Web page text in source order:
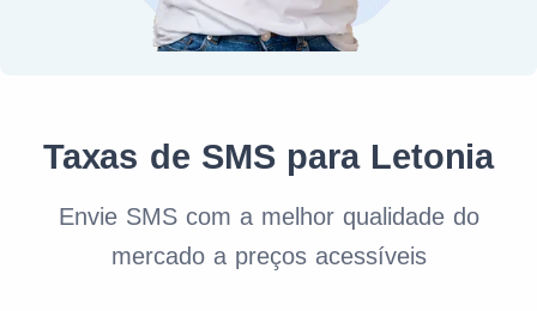
Taxas de SMS para Letonia
Envie SMS com a melhor qualidade do
mercado a preços acessíveis